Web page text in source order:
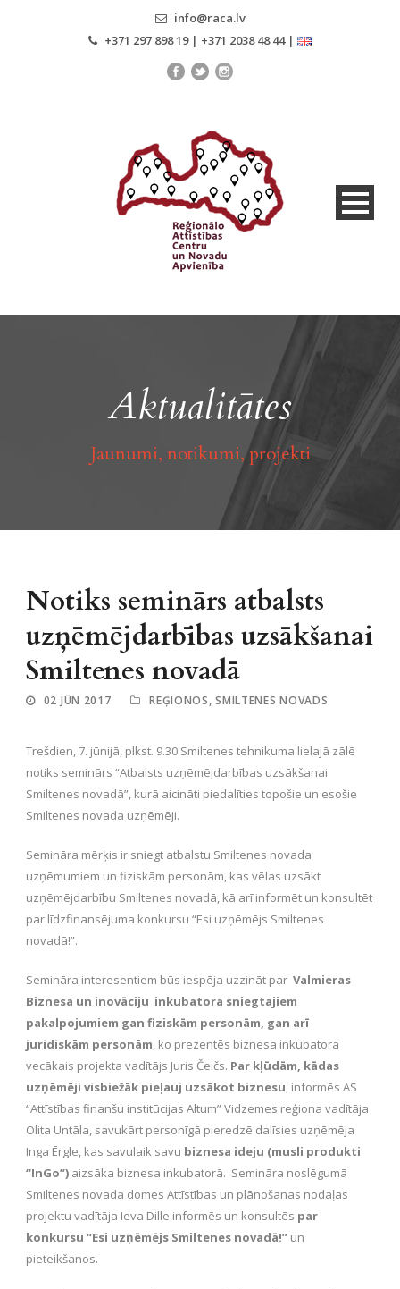
info@raca.lv
+371 297 898 19 | +371 2038 48 44 |
Aktualitātes
Jaunumi, notikumi, projekti
Notiks seminārs atbalsts
uzņēmējdarbības uzsākšanai
Smiltenes novadā
02 JŪN 2017 REĢIONOS, SMILTENES NOVADS
Trešdien, 7. jūnijā, plkst. 9.30 Smiltenes tehnikuma lielajā zālē
notiks seminārs “Atbalsts uzņēmējdarbības uzsākšanai
Smiltenes novadā”, kurā aicināti piedalīties topošie un esošie
Smiltenes novada uzņēmēji.
Semināra mērķis ir sniegt atbalstu Smiltenes novada
uzņēmumiem un fiziskām personām, kas vēlas uzsākt
uzņēmējdarbību Smiltenes novadā, kā arī informēt un konsultēt
par līdzfinansējuma konkursu “Esi uzņēmējs Smiltenes
novadā!”.
Semināra interesentiem būs iespēja uzzināt par Valmieras
Biznesa un inovāciju inkubatora sniegtajiem
pakalpojumiem gan fiziskām personām, gan arī
juridiskām personām, ko prezentēs biznesa inkubatora
vecākais projekta vadītājs Juris Čeičs. Par kļūdām, kādas
uzņēmēji visbiežāk pieļauj uzsākot biznesu, informēs AS
“Attīstības finanšu institūcijas Altum” Vidzemes reģiona vadītāja
Olita Untāla, savukārt personīgā pieredzē dalīsies uzņēmēja
Inga Ērgle, kas savulaik savu biznesa ideju (musli produkti
“InGo”) aizsāka biznesa inkubatorā. Semināra noslēgumā
Smiltenes novada domes Attīstības un plānošanas nodaļas
projektu vadītāja Ieva Dille informēs un konsultēs par
konkursu “Esi uzņēmējs Smiltenes novadā!” un
pieteikšanos.